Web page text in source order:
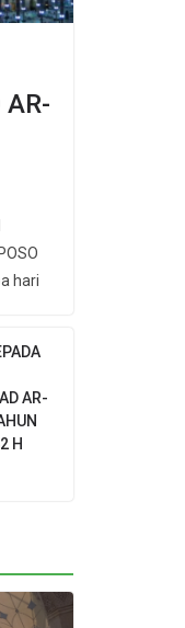
AR-
hari
AR-
H